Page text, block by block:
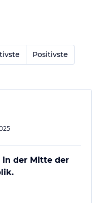
Positivste
der Mitte der